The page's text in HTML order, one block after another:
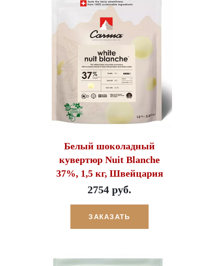
Белый шоколадный
кувертюр Nuit Blanche
37%, 1,5 кг, Швейцария
2754 руб.
ЗАКАЗАТЬ